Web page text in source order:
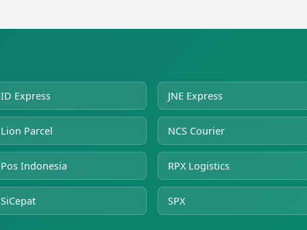
ID Express JNE Express
Lion Parcel NCS Courier
Pos Indonesia RPX Logistics
SiCepat SPX